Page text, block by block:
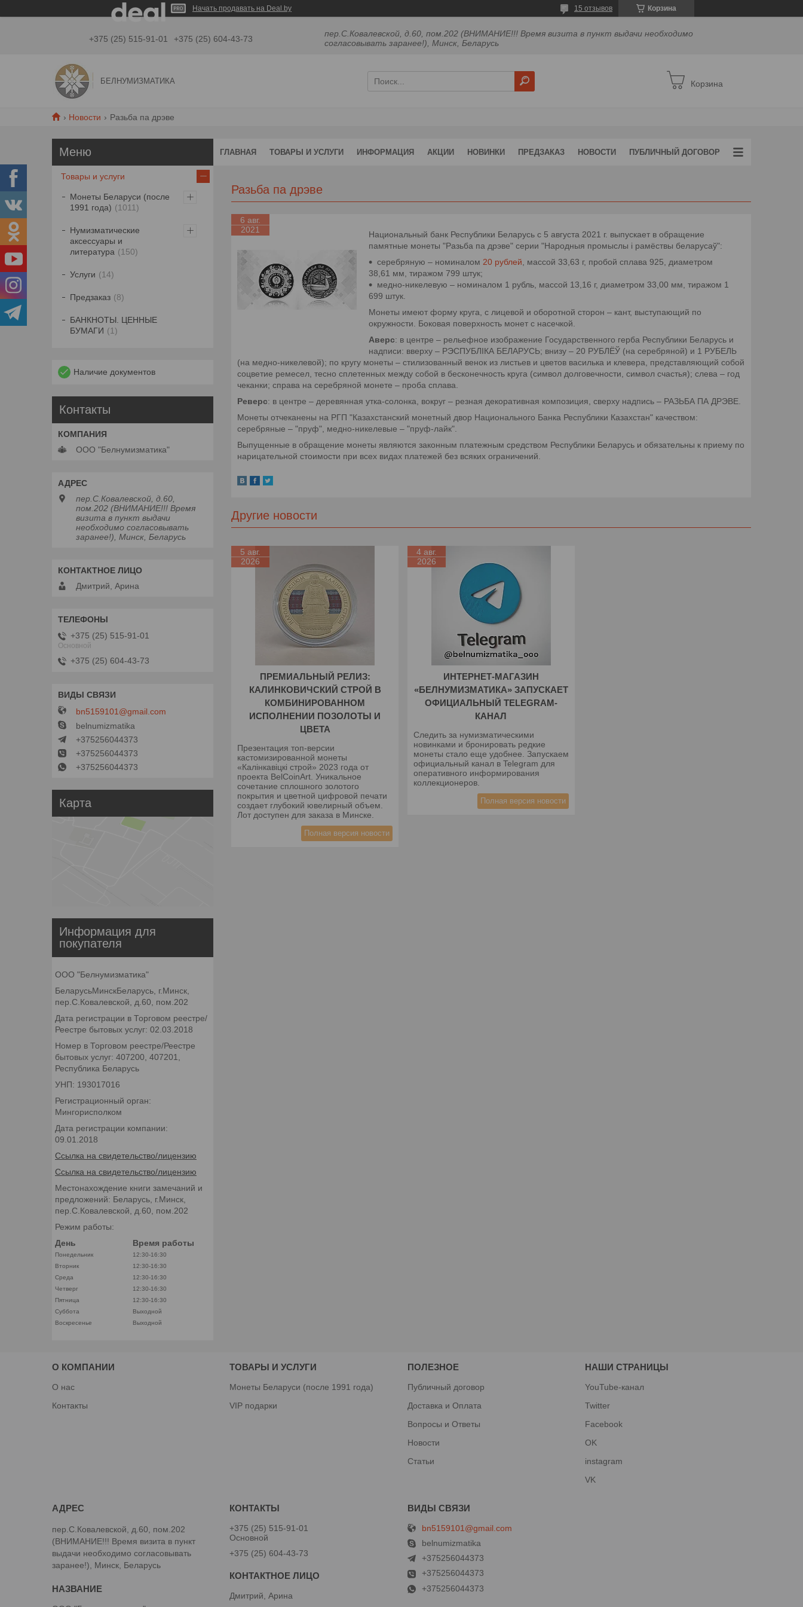
Начать продавать на Deal.by Корзина
15 отзывов
+375 (25) 515-91-01 +375 (25) 604-43-73
пер.С.Ковалевской, д.60, пом.202 (ВНИМАНИЕ!!! Время визита в пункт выдачи необходимо
согласовывать заранее!), Минск, Беларусь
БЕЛНУМИЗМАТИКА Корзина
Новости Разьба па дрэве
ГЛАВНАЯ ТОВАРЫ И УСЛУГИ ИНФОРМАЦИЯ АКЦИИ НОВИНКИ ПРЕДЗАКАЗ НОВОСТИ ПУБЛИЧНЫЙ ДОГОВОР
Разьба па дрэве
6 авг.
2021
Национальный банк Республики Беларусь с 5 августа 2021 г. выпускает в обращение
памятные монеты "Разьба па дрэве" серии "Народныя промыслы і рамёствы беларусаў":
серебряную – номиналом 20 рублей , массой 33,63 г, пробой сплава 925, диаметром
38,61 мм, тиражом 799 штук;
медно-никелевую – номиналом 1 рубль, массой 13,16 г, диаметром 33,00 мм, тиражом 1
699 штук.
Монеты имеют форму круга, с лицевой и оборотной сторон – кант, выступающий по
окружности. Боковая поверхность монет с насечкой.
Аверс: в центре – рельефное изображение Государственного герба Республики Беларусь и
надписи: вверху – РЭСПУБЛІКА БЕЛАРУСЬ; внизу – 20 РУБЛЁЎ (на серебряной) и 1 РУБЕЛЬ
(на медно-никелевой); по кругу монеты – стилизованный венок из листьев и цветов василька и клевера, представляющий собой
соцветие ремесел, тесно сплетенных между собой в бесконечность круга (символ долговечности, символ счастья); слева – год
чеканки; справа на серебряной монете – проба сплава.
Реверс: в центре – деревянная утка-солонка, вокруг – резная декоративная композиция, сверху надпись – РАЗЬБА ПА ДРЭВЕ.
Монеты отчеканены на РГП "Казахстанский монетный двор Национального Банка Республики Казахстан" качеством:
серебряные – "пруф", медно-никелевые – "пруф-лайк".
Выпущенные в обращение монеты являются законным платежным средством Республики Беларусь и обязательны к приему по
нарицательной стоимости при всех видах платежей без всяких ограничений.
Другие новости
5 авг.
2026
ПРЕМИАЛЬНЫЙ РЕЛИЗ:
КАЛИНКОВИЧСКИЙ СТРОЙ В
КОМБИНИРОВАННОМ
ИСПОЛНЕНИИ ПОЗОЛОТЫ И
ЦВЕТА
Презентация топ-версии
кастомизированной монеты
«Калінкавіцкі строй» 2023 года от
проекта BelCoinArt. Уникальное
сочетание сплошного золотого
покрытия и цветной цифровой печати
создает глубокий ювелирный объем.
Лот доступен для заказа в Минске.
Полная версия новости
4 авг.
2026
ИНТЕРНЕТ-МАГАЗИН
«БЕЛНУМИЗМАТИКА» ЗАПУСКАЕТ
ОФИЦИАЛЬНЫЙ TELEGRAM-
КАНАЛ
Следить за нумизматическими
новинками и бронировать редкие
монеты стало еще удобнее. Запускаем
официальный канал в Telegram для
оперативного информирования
коллекционеров.
Полная версия новости
Товары и услуги
Монеты Беларуси (после
1991 года)
1011
Нумизматические
аксессуары и
литература
150
Услуги 14
Предзаказ 8
БАНКНОТЫ. ЦЕННЫЕ
БУМАГИ
1
Наличие документов
Контакты
ООО "Белнумизматика"
пер.С.Ковалевской, д.60,
пом.202 (ВНИМАНИЕ!!! Время
визита в пункт выдачи
необходимо согласовывать
заранее!), Минск, Беларусь
Дмитрий, Арина
+375 (25) 515-91-01
Основной
+375 (25) 604-43-73
bn5159101@gmail.com
belnumizmatika
+375256044373
+375256044373
+375256044373
Карта
Информация для
покупателя
ООО "Белнумизматика"
БеларусьМинскБеларусь, г.Минск,
пер.С.Ковалевской, д.60, пом.202
Дата регистрации в Торговом реестре/
Реестре бытовых услуг: 02.03.2018
Номер в Торговом реестре/Реестре
бытовых услуг: 407200, 407201,
Республика Беларусь
УНП: 193017016
Регистрационный орган:
Мингорисполком
Дата регистрации компании:
09.01.2018
Ссылка на свидетельство/лицензию
Ссылка на свидетельство/лицензию
Местонахождение книги замечаний и
предложений: Беларусь, г.Минск,
пер.С.Ковалевской, д.60, пом.202
Режим работы:
День
Время работы
Понедельник
12:30-16:30
Вторник
12:30-16:30
Среда
12:30-16:30
Четверг
12:30-16:30
Пятница
12:30-16:30
Суббота
Выходной
Воскресенье
Выходной
О КОМПАНИИ
О нас
Контакты
ТОВАРЫ И УСЛУГИ
Монеты Беларуси (после 1991 года)
VIP подарки
ПОЛЕЗНОЕ
Публичный договор
Доставка и Оплата
Вопросы и Ответы
Новости
Статьи
НАШИ СТРАНИЦЫ
YouTube-канал
Twitter
Facebook
OK
instagram
VK
пер.С.Ковалевской, д.60, пом.202
(ВНИМАНИЕ!!! Время визита в пункт
выдачи необходимо согласовывать
заранее!), Минск, Беларусь
+375 (25) 515-91-01
Основной
+375 (25) 604-43-73
Дмитрий, Арина
bn5159101@gmail.com
belnumizmatika
+375256044373
+375256044373
+375256044373